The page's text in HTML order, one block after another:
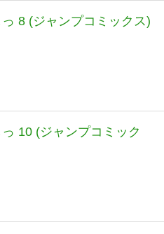
8 (ジャンプコミックス)
10 (ジャンプコミック